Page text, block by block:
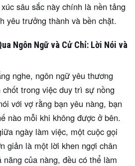
sâu sắc này chính là nền tảng
yêu trưởng thành và bền chặt.
Ngôn Ngữ và Cử Chỉ: Lời Nói và
nghe, ngôn ngữ yêu thương
trong việc duy trì sự nồng
với vợ rằng bạn yêu nàng, bạn
nào mỗi khi không được ở bên.
ngày làm việc, một cuộc gọi
giản là một lời khen ngợi chân
của nàng, đều có thể làm